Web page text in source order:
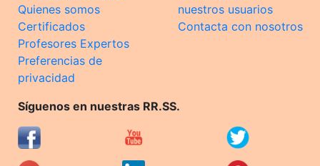
Quienes somos
Certificados
Profesores Expertos
Preferencias de
privacidad
nuestros usuarios
Contacta con nosotros
Síguenos en nuestras RR.SS.